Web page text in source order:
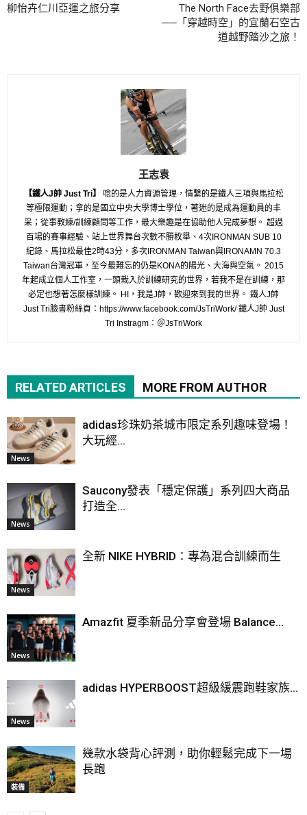
柳怡卉仁川亞運之旅分享
The North Face去野俱樂部
──「穿越時空」的宜蘭石空古
道越野踏沙之旅！
王志袁
【鐵人J帥 Just Tri】
唸的是人力資源管理，情繫的是鐵人三項與馬拉松
等極限運動；拿的是國立中央大學博士學位，著迷的是成為運動員的丰
采；從事教練/訓練顧問等工作，最大樂趣是在協助他人完成夢想。 超過
百場的賽事經驗、站上世界舞台次數不勝枚舉、4次IRONMAN SUB 10
紀錄、馬拉松最佳2時43分，多次IRONMAN Taiwan與IRONAMN 70.3
Taiwan台灣冠軍，至今最難忘的仍是KONA的陽光、大海與空氣。 2015
年起成立個人工作室，一頭栽入於訓練研究的世界，若我不是在訓練，那
必定也想著怎麼樣訓練。 HI，我是J帥，歡迎來到我的世界。 鐵人J帥
Just Tri臉書粉絲頁：https://www.facebook.com/JsTriWork/ 鐵人J帥 Just
Tri Instragm：＠JsTriWork
RELATED ARTICLES MORE FROM AUTHOR
News
adidas珍珠奶茶城市限定系列趣味登場！
大玩經...
News
Saucony發表「穩定保護」系列四大商品
打造全...
News
全新 NIKE HYBRID：專為混合訓練而生
News
Amazfit 夏季新品分享會登場 Balance...
News
adidas HYPERBOOST超級緩震跑鞋家族...
裝備
幾款水袋背心評測，助你輕鬆完成下一場
長跑